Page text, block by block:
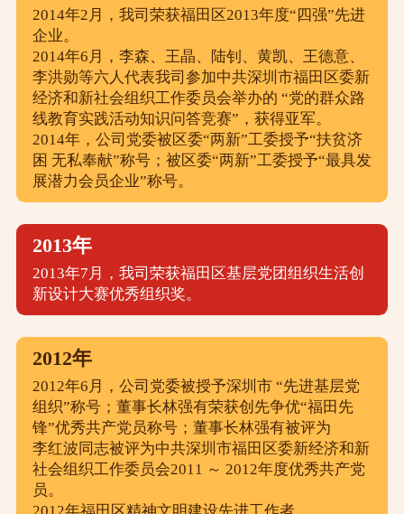
2014年2月，我司荣获福田区2013年度“四强”先进
企业。
2014年6月，李森、王晶、陆钊、黄凯、王德意、
李洪勋等六人代表我司参加中共深圳市福田区委新
经济和新社会组织工作委员会举办的 “党的群众路
线教育实践活动知识问答竞赛”，获得亚军。
2014年，公司党委被区委“两新”工委授予“扶贫济
困 无私奉献”称号；被区委“两新”工委授予“最具发
展潜力会员企业”称号。
2013年
2013年7月，我司荣获福田区基层党团组织生活创
新设计大赛优秀组织奖。
2012年
2012年6月，公司党委被授予深圳市 “先进基层党
组织”称号；董事长林强有荣获创先争优“福田先
锋”优秀共产党员称号；董事长林强有被评为
李红波同志被评为中共深圳市福田区委新经济和新
社会组织工作委员会2011 ～ 2012年度优秀共产党
员。